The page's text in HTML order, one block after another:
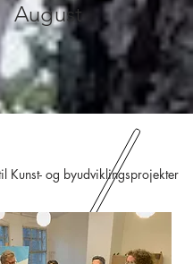
August
Kunst- og byudviklingsprojekter